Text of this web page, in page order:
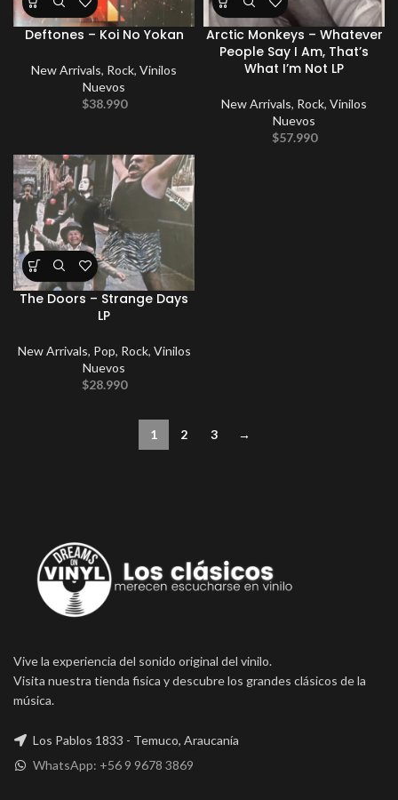
Deftones – Koi No Yokan
New Arrivals, Rock, Vinilos
Nuevos
$38.990
Arctic Monkeys – Whatever
People Say I Am, That’s
What I’m Not LP
New Arrivals, Rock, Vinilos
Nuevos
$57.990
The Doors – Strange Days
LP
New Arrivals, Pop, Rock, Vinilos
Nuevos
$28.990
1 2 3 →
Vive la experiencia del sonido original del vinilo.
Visita nuestra tienda fisica y descubre los grandes clásicos de la
música.
Los Pablos 1833 - Temuco, Araucanía
WhatsApp: +56 9 9678 3869